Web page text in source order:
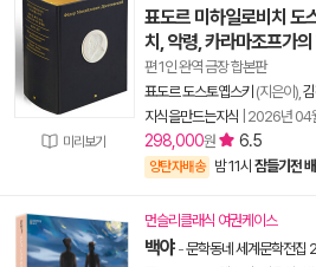
미리보기
표도르 미하일로비치 도
치, 악령, 카라마조프가
편 1인 완역 금장 합본판
표도르 도스토옙스키 (지은이),
지식을만드는지식 2026년 04
298,000원 6.5
양탄자배송 밤 11시 잠들기전
먼슬리클래식 여권케이스
백야 -문학동네 세계문학전집